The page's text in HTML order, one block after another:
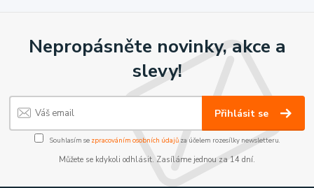
Nepropásněte novinky, akce a
slevy!
Přihlásit se
Souhlasím se zpracováním osobních údajůza účelem rozesílky newsletteru.
Můžete se kdykoli odhlásit. Zasíláme jednou za 14 dní.